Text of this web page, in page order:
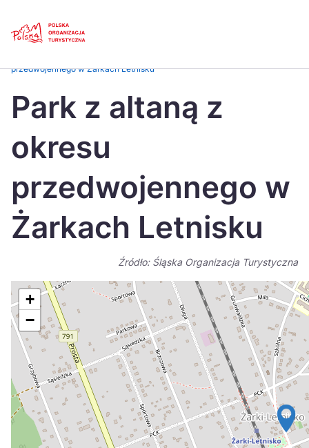
Česká
Dansk
Italiano
Nederlands
Suomi
Україна
Zamknij
przedwojennego w Żarkach Letnisku
Park z altaną z
okresu
przedwojennego w
Żarkach Letnisku
Źródło: Śląska Organizacja Turystyczna
+
−